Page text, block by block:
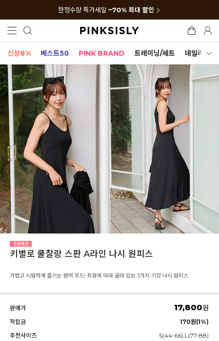
한정수량 특가세일 ~70% 최대 할인
신상8% 베스트50 PINK BRAND 트레이닝/세트 데일리세트
키별로 쿨찰랑 스판 A라인 나시 원피스
가볍고 시원하게 즐기는 썸머 무드! 취향에 따라 골라 입는 3가지 기장 나시 원피스
판매가 17,800원
적립금
170원(1%)
추천사이즈
S(44-66),L(77-88)